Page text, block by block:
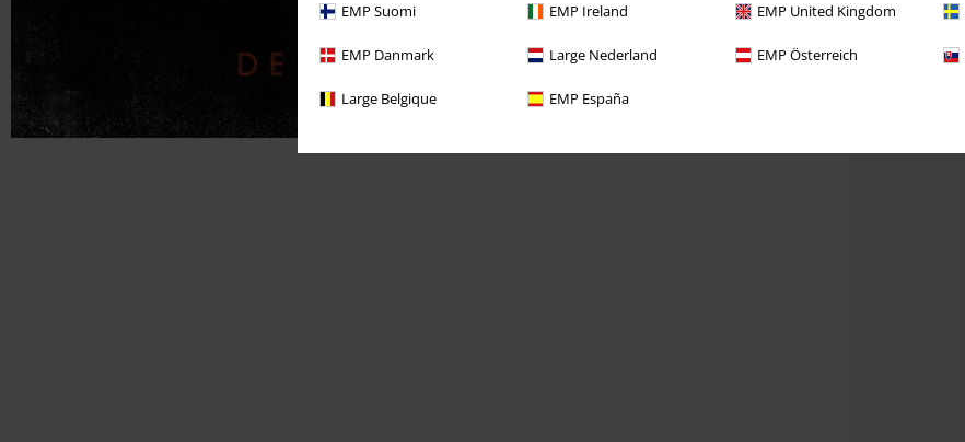
EMP Suomi EMP Ireland EMP United Kingdom
EMP Danmark Large Nederland EMP Österreich
Large Belgique EMP España